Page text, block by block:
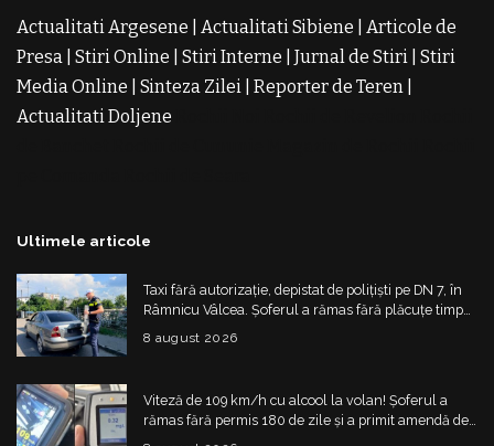
Actualitati Argesene Actualitati Sibiene
Articole de
Presa Stiri Online Stiri Interne Jurnal de Stiri Stiri
Media Online
Sinteza Zilei Reporter de Teren
Actualitati Doljene
Ultimele articole
Taxi fără autorizație, depistat de polițiști pe DN 7, în
Râmnicu Vâlcea. Șoferul a rămas fără plăcuțe timp
de 6 luni
8 august 2026
Viteză de 109 km/h cu alcool la volan! Șoferul a
rămas fără permis 180 de zile și a primit amendă de
4.325 de lei